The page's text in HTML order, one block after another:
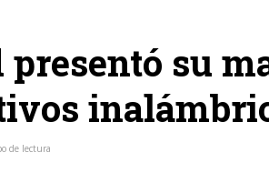
su
de lectura